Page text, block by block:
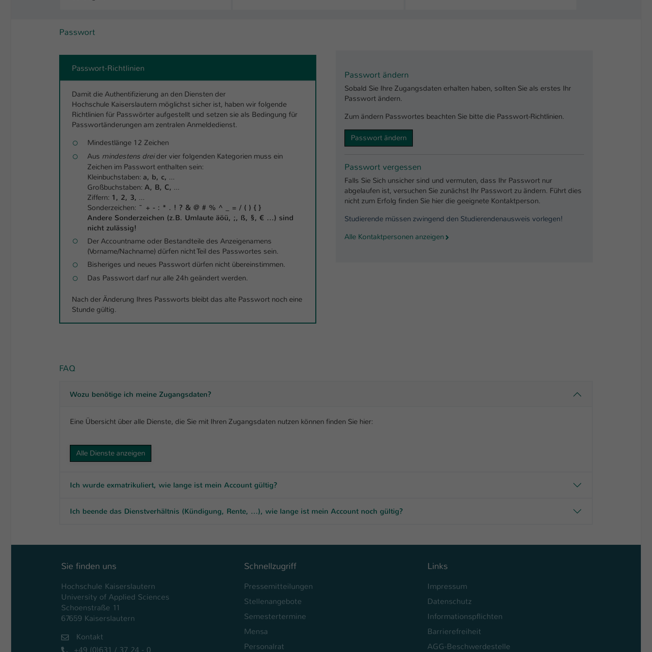
Passwort
Passwort-Richtlinien
Damit die Authentifizierung an den Diensten der
Hochschule Kaiserslautern möglichst sicher ist, haben wir folgende
Richtlinien für Passwörter aufgestellt und setzen sie als Bedingung für
Passwortänderungen am zentralen Anmeldedienst.
Mindestlänge 12 Zeichen
Aus mindestens dreider vier folgenden Kategorien muss ein
Zeichen im Passwort enthalten sein:
Kleinbuchstaben: a, b, c, ...
Großbuchstaben: A, B, C, ...
Ziffern: 1, 2, 3, ...
Sonderzeichen: ~ + - : * . ! ? & @ # % ^ _ = / ( ) { }
Andere Sonderzeichen (z.B. Umlaute äöü, ;, ß, §, € ...) sind
nicht zulässig!
Der Accountname oder Bestandteile des Anzeigenamens
(Vorname/Nachname) dürfen nicht Teil des Passwortes sein.
Bisheriges und neues Passwort dürfen nicht übereinstimmen.
Das Passwort darf nur alle 24h geändert werden.
Nach der Änderung Ihres Passworts bleibt das alte Passwort noch eine
Stunde gültig.
Passwort ändern
Sobald Sie Ihre Zugangsdaten erhalten haben, sollten Sie als erstes Ihr
Passwort ändern.
Zum ändern Passwortes beachten Sie bitte die Passwort-Richtlinien.
Passwort ändern
Passwort vergessen
Falls Sie Sich unsicher sind und vermuten, dass Ihr Passwort nur
abgelaufen ist, versuchen Sie zunächst Ihr Passwort zu ändern. Führt dies
nicht zum Erfolg finden Sie hier die geeignete Kontaktperson.
Studierende müssen zwingend den Studierendenausweis vorlegen!
Alle Kontaktpersonen anzeigen
FAQ
Wozu benötige ich meine Zugangsdaten?
Eine Übersicht über alle Dienste, die Sie mit Ihren Zugangsdaten nutzen können finden Sie hier:
Alle Dienste anzeigen
Ich wurde exmatrikuliert, wie lange ist mein Account gültig?
Ich beende das Dienstverhältnis (Kündigung, Rente, ...), wie lange ist mein Account noch gültig?
Sie finden uns
Hochschule Kaiserslautern
University of Applied Sciences
Schoenstraße 11
67659 Kaiserslautern
Kontakt
Schnellzugriff
Pressemitteilungen
Stellenangebote
Semestertermine
Mensa
Personalrat
Links
Impressum
Datenschutz
Informationspflichten
Barrierefreiheit
AGG-Beschwerdestelle
Zweck
Dieses Cookie ist ein Standard-Session-Cookie
von TYPO3. Es speichert im Fall eines Intranet-
Logins die Session-ID. So kann der eingeloggte
Benutzer wiedererkannt werden und es wird
Laufzeit 1 Tag
Zweck
Rechte besitzt diese zu verwalten.